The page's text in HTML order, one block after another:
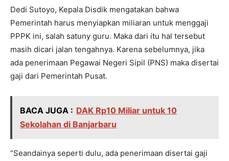
Dedi Sutoyo, Kepala Disdik mengatakan bahwa
Pemerintah harus menyiapkan miliaran untuk menggaji
PPPK ini, salah satuny guru. Maka dari itu hal tersebut
masih dicari jalan tengahnya. Karena sebelumnya, jika
ada penerimaan Pegawai Negeri Sipil (PNS) maka disertai
gaji dari Pemerintah Pusat.
BACA JUGA : DAK Rp10 Miliar untuk 10
Sekolahan di Banjarbaru
“Seandainya seperti dulu, ada penerimaan disertai gaji